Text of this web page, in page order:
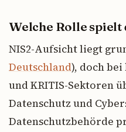
Welche Rolle spielt
NIS2-Aufsicht liegt
Deutschland), doch
und KRITIS-Sektoren
Datenschutz und
Datenschutzbehörde